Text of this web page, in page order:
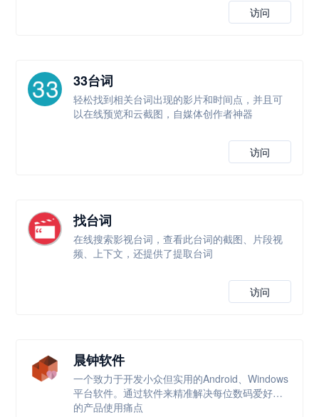
访问
33台词
轻松找到相关台词出现的影片和时间点，并且可
以在线预览和云截图，自媒体创作者神器
访问
找台词
在线搜索影视台词，查看此台词的截图、片段视
频、上下文，还提供了提取台词
访问
晨钟软件
一个致力于开发小众但实用的Android、Windows
平台软件。通过软件来精准解决每位数码爱好者
的产品使用痛点